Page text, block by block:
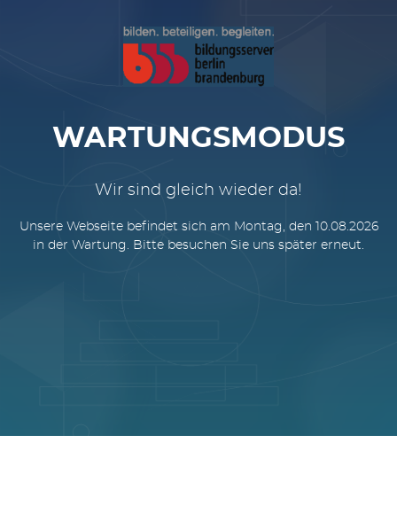
WARTUNGSMODUS
Wir sind gleich wieder da!
Unsere Webseite befindet sich am Montag, den 10.08.2026
in der Wartung. Bitte besuchen Sie uns später erneut.